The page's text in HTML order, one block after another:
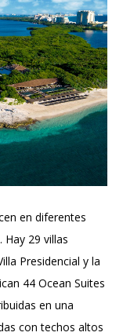
en diferentes
29 villas
Presidencial y la
44 Ocean Suites
en una
con techos altos